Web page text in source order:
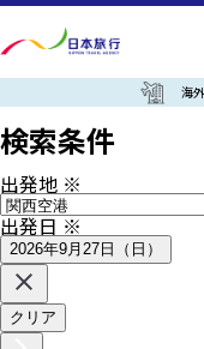
海
検索条件
出発地 ※
出発日※
2026年9月27日（日）
クリア